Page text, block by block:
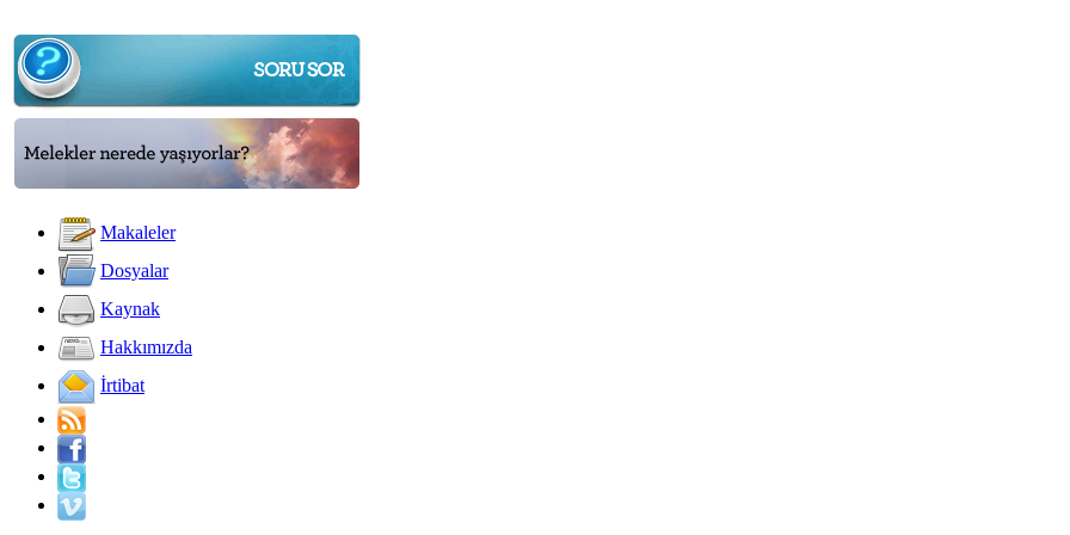
Makaleler
Dosyalar
Kaynak
Hakkımızda
İrtibat